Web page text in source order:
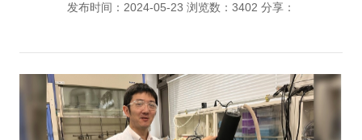
发布时间：2024-05-23 浏览数：3402 分享：